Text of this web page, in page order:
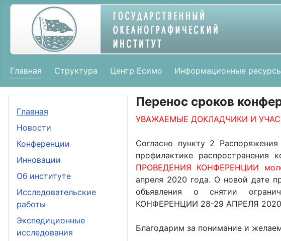
Главная Структура Центр Есимо Информационные
Главная
Новости
Конференции
Инновации
Об институте
Исследовательские
работы
Экспедиционные
исследования
Перенос сроков
УВАЖАЕМЫЕ ДОКЛАДЧИКИ И
Согласно пункту 2
профилактике распространения
ПРОВЕДЕНИЯ КОНФЕРЕНЦИИ
апреля 2020 года. О новой дате
объявления о снятии
КОНФЕРЕНЦИИ 28-29 АПРЕЛЯ
Благодарим за понимание и